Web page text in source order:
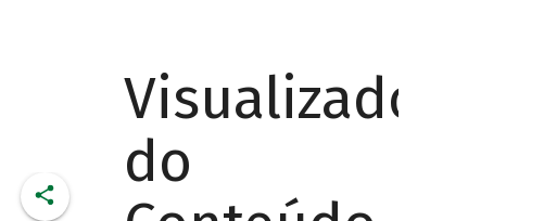
Visualizador
do